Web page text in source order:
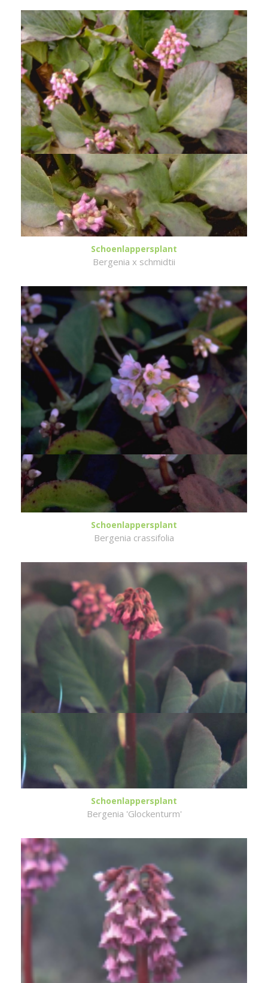
Schoenlappersplant
Bergenia x schmidtii
Schoenlappersplant
Bergenia crassifolia
Schoenlappersplant
Bergenia 'Glockenturm'